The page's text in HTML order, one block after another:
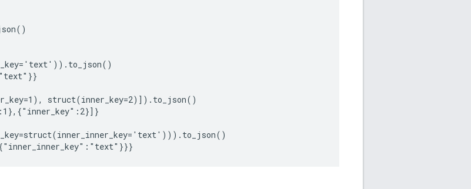
struct(inner_key=2)]).to_json()